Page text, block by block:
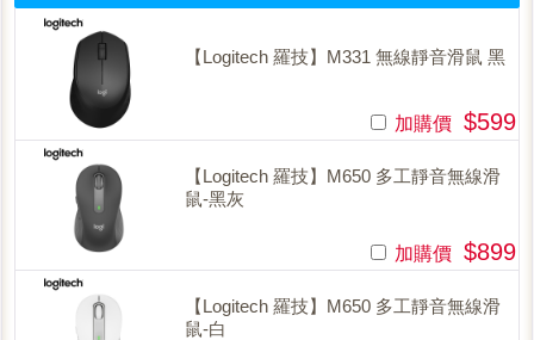
【Logitech 羅技】M331 無線靜音滑鼠 黑
加購價 $599
【Logitech 羅技】M650 多工靜音無線滑
鼠-黑灰
加購價 $899
【Logitech 羅技】M650 多工靜音無線滑
鼠-白